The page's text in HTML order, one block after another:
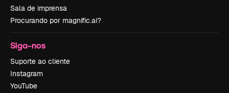
Sala de imprensa
Procurando por magnific.ai?
Siga-nos
Suporte ao cliente
Instagram
YouTube